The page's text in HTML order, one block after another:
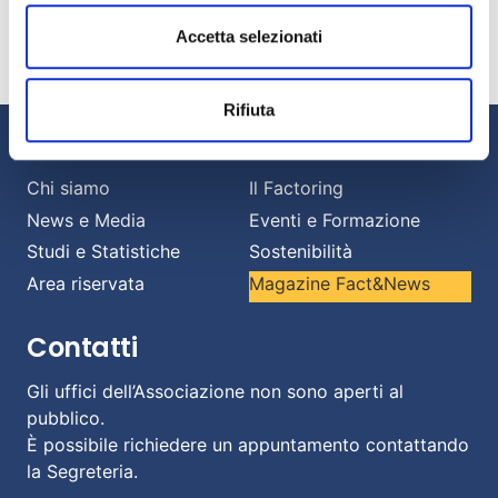
Accetta selezionati
Rifiuta
Banche e imprese: una relazione strategica per
affrontare il cambiamento.
Informazioni
Chi siamo
Il Factoring
News e Media
Eventi e Formazione
Studi e Statistiche
Sostenibilità
Area riservata
Magazine Fact&News
Contatti
Gli uffici dell’Associazione non sono aperti al
pubblico.
È possibile richiedere un appuntamento contattando
la Segreteria.